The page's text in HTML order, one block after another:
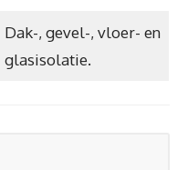
Dak-, gevel-, vloer- en
glasisolatie.